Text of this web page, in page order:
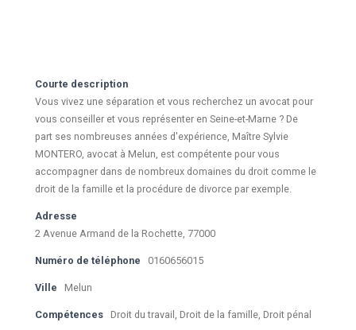
Courte description
Vous vivez une séparation et vous recherchez un avocat pour
vous conseiller et vous représenter en Seine-et-Marne ? De
part ses nombreuses années d'expérience, Maître Sylvie
MONTERO, avocat à Melun, est compétente pour vous
accompagner dans de nombreux domaines du droit comme le
droit de la famille et la procédure de divorce par exemple.
Adresse
2 Avenue Armand de la Rochette, 77000
Numéro de téléphone 0160656015
Ville Melun
Compétences Droit du travail, Droit de la famille, Droit pénal